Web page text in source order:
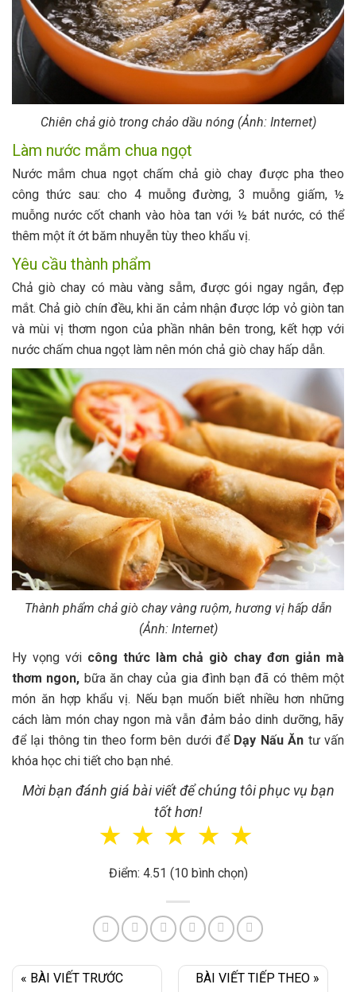
Chiên chả giò trong chảo dầu nóng (Ảnh: Internet)
Làm nước mắm chua ngọt
Nước mắm chua ngọt chấm chả giò chay được pha theo
công thức sau: cho 4 muỗng đường, 3 muỗng giấm, ½
muỗng nước cốt chanh vào hòa tan với ½ bát nước, có thể
thêm một ít ớt băm nhuyễn tùy theo khẩu vị.
Yêu cầu thành phẩm
Chả giò chay có màu vàng sẫm, được gói ngay ngắn, đẹp
mắt. Chả giò chín đều, khi ăn cảm nhận được lớp vỏ giòn tan
và mùi vị thơm ngon của phần nhân bên trong, kết hợp với
nước chấm chua ngọt làm nên món chả giò chay hấp dẫn.
Thành phẩm chả giò chay vàng ruộm, hương vị hấp dẫn
(Ảnh: Internet)
Hy vọng vớicông thức làm chả giò chay đơn giản mà
thơm ngon, bữa ăn chay của gia đình bạn đã có thêm một
món ăn hợp khẩu vị. Nếu bạn muốn biết nhiều hơn những
cách làm món chay ngon mà vẫn đảm bảo dinh dưỡng, hãy
để lại thông tin theo form bên dưới để Dạy Nấu Ăn tư vấn
khóa học chi tiết cho bạn nhé.
Mời bạn đánh giá bài viết để chúng tôi phục vụ bạn
tốt hơn!
☆
☆
☆
☆
☆
Điểm: 4.51 (10 bình chọn)
« BÀI VIẾT TRƯỚC
BÀI VIẾT TIẾP THEO »